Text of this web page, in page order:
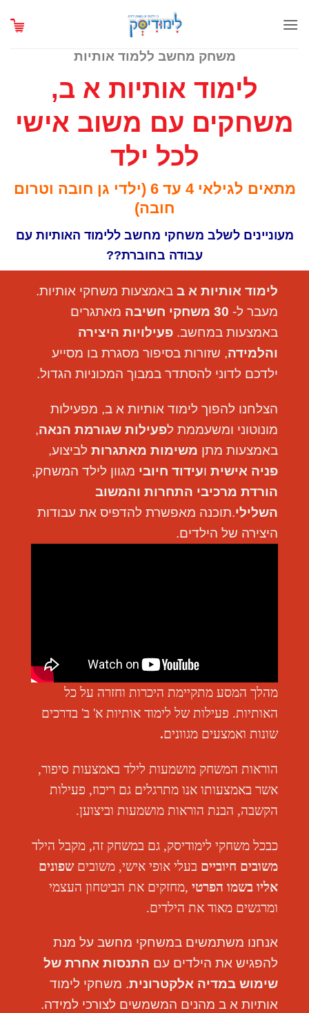
משחק מחשב ללמוד אותיות
לימוד אותיות א ב,
משחקים עם משוב אישי
לכל ילד
מתאים לגילאי 4 עד 6 (ילדי גן חובה וטרום
חובה)
מעוניינים לשלב משחקי מחשב ללימוד האותיות עם
עבודה בחוברת??
לימוד אותיות א ב באמצעות משחקי אותיות.
מעבר ל- 30 משחקי חשיבה מאתגרים
באמצעות במחשב. פעילויות היצירה
והלמידה, שזורות בסיפור מסגרת בו מסייע
ילדכם לדוני להסתדר במבוך המכוניות הגדול.
הצלחנו להפוך לימוד אותיות א ב, מפעילות
מונוטוני ומשעממת לפעילות שגורמת הנאה,
באמצעות מתן משימות מאתגרות לביצוע,
פניה אישית ועידוד חיובי מגוון לילד המשחק,
הורדת מרכיבי התחרות והמשוב
השלילי.תוכנה מאפשרת להדפיס את עבודות
היצירה של הילדים.
מהלך המסע מתקיימת היכרות וחזרה על כל
האותיות. פעילות של לימוד אותיות א' ב' בדרכים
שונות ואמצעים מגוונים.
הוראות המשחק מושמעות לילד באמצעות סיפור,
אשר באמצעותו אנו מתרגלים גם ריכוז, פעילות
הקשבה, הבנת הוראות מושמעות וביצוען.
כבכל משחקי לימודיסק, גם במשחק זה, מקבל הילד
משובים חיוביים בעלי אופי אישי, משוביםשפונים
אליו בשמו הפרטי ,מחזקים את הביטחון העצמי
ומרגשים מאוד את הילדים.
אנחנו משתמשים במשחקי מחשב על מנת
להפגיש את הילדים עם התנסות אחרת של
שימוש במדיה אלקטרונית. משחקי לימוד
אותיות א ב מהנים המשמשים לצורכי למידה.